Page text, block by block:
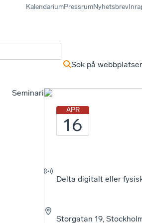
KalendariumPressrumNyhetsbrev
Sök på
Seminarium
APR
16
Delta digitalt eller
Storgatan 19,